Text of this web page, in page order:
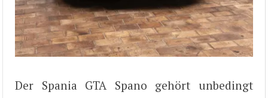
Der Spania GTA Spano gehört unbedingt